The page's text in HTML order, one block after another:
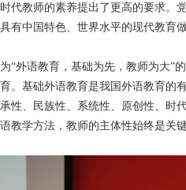
代教师的素养提出了更高的要求。
有中国特色、世界水平的现代教育做
“外语教育，基础为先，教师为大”
。基础外语教育是我国外语教育的
性、民族性、系统性、原创性、时
教学方法，教师的主体性始终是关键